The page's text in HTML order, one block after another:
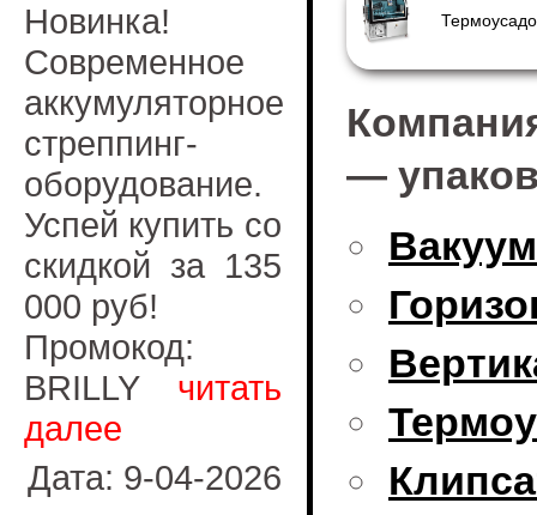
Новинка!
Современное
аккумуляторное
стреппинг-
оборудование.
Успей купить со
скидкой за 135
000 руб!
Промокод:
BRILLY читать
далее
Дата: 9-04-2026
—